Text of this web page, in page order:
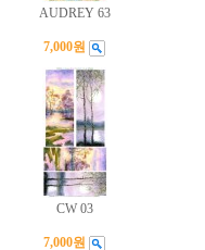
AUDREY 63
7,000원
CW 03
7,000원